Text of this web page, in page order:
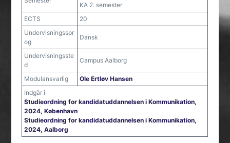
KA 2. semester
ECTS
20
Undervisningsspr
og
Dansk
Undervisningsste
d
Campus Aalborg
Modulansvarlig
Ole Ertløv Hansen
Indgår i
Studieordning for kandidatuddannelsen i Kommunikation,
2024, København
Studieordning for kandidatuddannelsen i Kommunikation,
2024, Aalborg